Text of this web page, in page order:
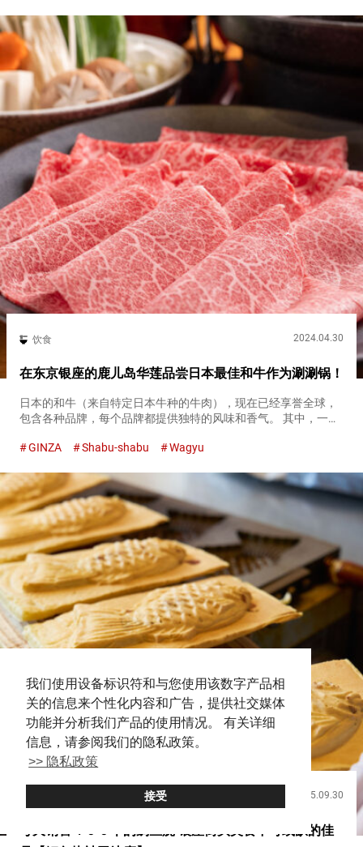
我们使用设备标识符和与您使用该数字产品相
关的信息来个性化内容和广告，提供社交媒体
功能并分析我们产品的使用情况。 有关详细
信息，请参阅我们的隐私政策。
>> 隐私政策
接受
饮食 2024.04.30
在东京银座的鹿儿岛华莲品尝日本最佳和牛作为涮涮锅！
日本的和牛（来自特定日本牛种的牛肉），现在已经享誉全球，
包含各种品牌，每个品牌都提供独特的风味和香气。 其中，一个
估全国各地的和牛的比赛中获得了日本最佳的称号。其肉质、质
GINZA Shabu-shabu Wagyu
2025.09.30
每天销售４００个的鲷鱼烧 银座街头美食不可或缺的佳